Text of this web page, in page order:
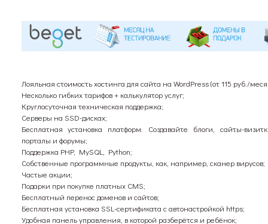
Лояльная стоимость хостинга для сайта на WordPress (от 115 руб./
Несколько гибких тарифов + калькулятор услуг;
Круглосуточная техническая поддержка;
Серверы на SSD-дисках;
Бесплатная установка платформ. Создавайте блоги, сайты-
порталы и форумы;
Поддержка PHP, MySQL, Python;
Собственные программные продукты, как, например, сканер вирусов;
Частые акции;
Подарки при покупке платных CMS;
Бесплатный перенос доменов и сайтов;
Бесплатная установка SSL-сертификата с автонастройкой https;
Удобная панель управления, в которой разберётся и ребёнок;